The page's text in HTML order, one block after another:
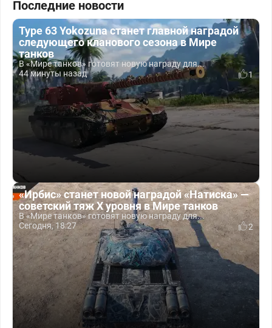
Последние новости
Type 63 Yokozuna станет главной наградой
следующего кланового сезона в Мире
танков
В «Мире танков» готовят новую награду для...
44 минуты назад
1
«Ирбис» станет новой наградой «Натиска» —
советский тяж X уровня в Мире танков
В «Мире танков» готовят новую награду для...
Сегодня, 18:27
2